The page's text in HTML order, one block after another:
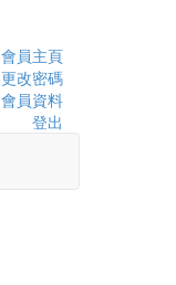
會員主頁
更改密碼
會員資料
登出